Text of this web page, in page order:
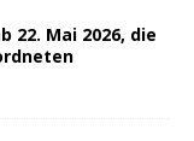
22. Mai 2026, die